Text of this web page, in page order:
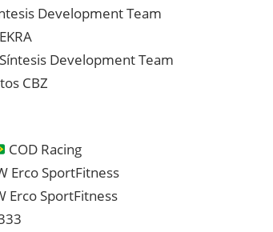
Development Team
Síntesis Development Team
CBZ
COD Racing
Erco SportFitness
Erco SportFitness